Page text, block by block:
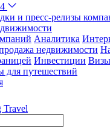
и пресс-релизы
Аналитика
недвижимости
Инвестиции Визы
для путешествий
Travel